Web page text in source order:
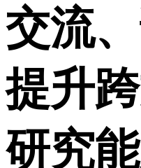
交流
提升
研究